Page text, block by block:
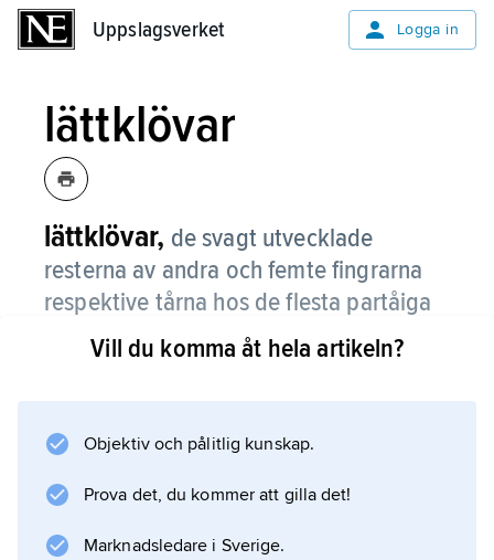
Uppslagsverket Logga in
lättklövar
lättklövar, de svagt utvecklade
resterna av andra och femte fingrarna
respektive tårna hos de flesta partåiga
hovdjur.
bäryta.
Vill du komma åt hela artikeln?
Objektiv och pålitlig kunskap.
Prova det, du kommer att gilla det!
Marknadsledare i Sverige.